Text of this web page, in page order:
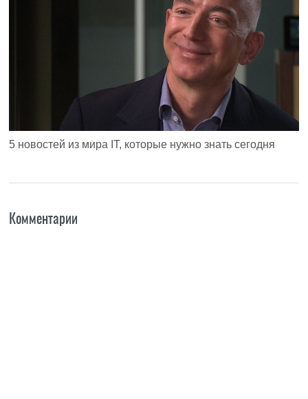
5 новостей из мира IT, которые нужно знать сегодня
Комментарии